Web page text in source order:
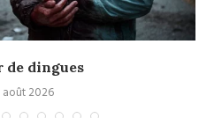
de dingues
août 2026